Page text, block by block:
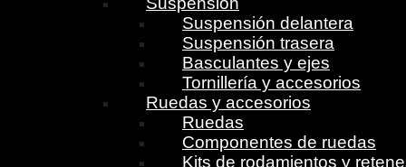
Suspensión delantera
Suspensión trasera
Basculantes y ejes
Tornillería y accesorios
Ruedas y accesorios
Ruedas
Componentes de ruedas
Kits de rodamientos y